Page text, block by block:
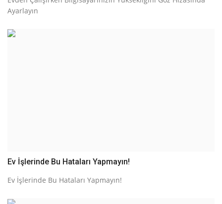
Ayarlayın
Ev İşlerinde Bu Hataları Yapmayın!
Ev İşlerinde Bu Hataları Yapmayın!